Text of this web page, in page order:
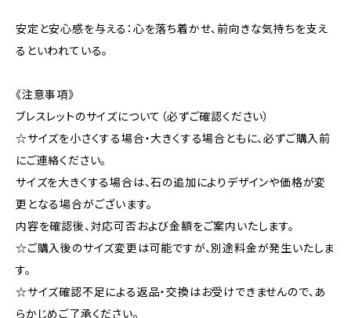
安定と安心感を与える：心を落ち着かせ、前向きな気持ちを支え
るといわれている。
《注意事項》
ブレスレットのサイズについて（必ずご確認ください）
☆サイズを小さくする場合・大きくする場合ともに、必ずご購入前
にご連絡ください。
サイズを大きくする場合は、石の追加によりデザインや価格が変
更となる場合がございます。
内容を確認後、対応可否および金額をご案内いたします。
☆ご購入後のサイズ変更は可能ですが、別途料金が発生いたしま
す。
☆サイズ確認不足による返品・交換はお受けできませんので、あ
らかじめご了承ください。